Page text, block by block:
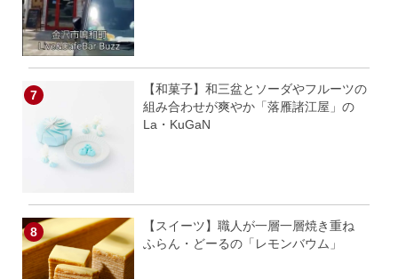
【和菓子】和三盆とソーダやフルーツの
組み合わせが爽やか「落雁諸江屋」の
La・KuGaN
【スイーツ】職人が一層一層焼き重ね
ふらん・どーるの「レモンバウム」